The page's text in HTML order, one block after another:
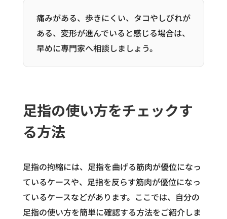
痛みがある、歩きにくい、タコやしびれが
ある、変形が進んでいると感じる場合は、
早めに専門家へ相談しましょう。
足指の使い方をチェックす
る方法
足指の拘縮には、足指を曲げる筋肉が優位になっ
ているケースや、足指を反らす筋肉が優位になっ
ているケースなどがあります。ここでは、自分の
足指の使い方を簡単に確認する方法をご紹介しま